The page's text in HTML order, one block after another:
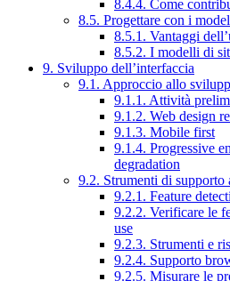
8.4.4. Come
8.5. Progettare con i
8.5.1. Vantaggi
8.5.2. I modelli di
9. Sviluppo dell’interfaccia
9.1. Approccio allo
9.1.1. Attività
9.1.2. Web design
9.1.3. Mobile first
9.1.4. Progressive
degradation
9.2. Strumenti di
9.2.1. Feature
9.2.2. Verificare le
use
9.2.3. Strumenti e
9.2.4. Supporto
9.2.5. Misurare le